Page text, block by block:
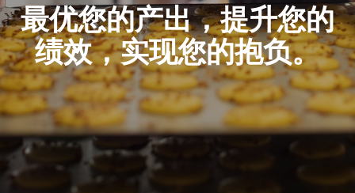
最优您的产出，提升您的
绩效，实现您的抱负。